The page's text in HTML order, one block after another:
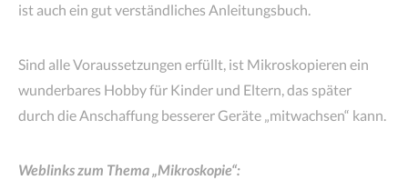
ist auch ein gut verständliches Anleitungsbuch.
Sind alle Voraussetzungen erfüllt, ist Mikroskopieren ein
wunderbares Hobby für Kinder und Eltern, das später
durch die Anschaffung besserer Geräte „mitwachsen“ kann.
Weblinks zum Thema „Mikroskopie“: